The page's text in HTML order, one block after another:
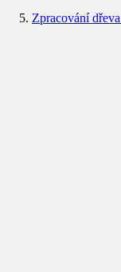
Zpracování